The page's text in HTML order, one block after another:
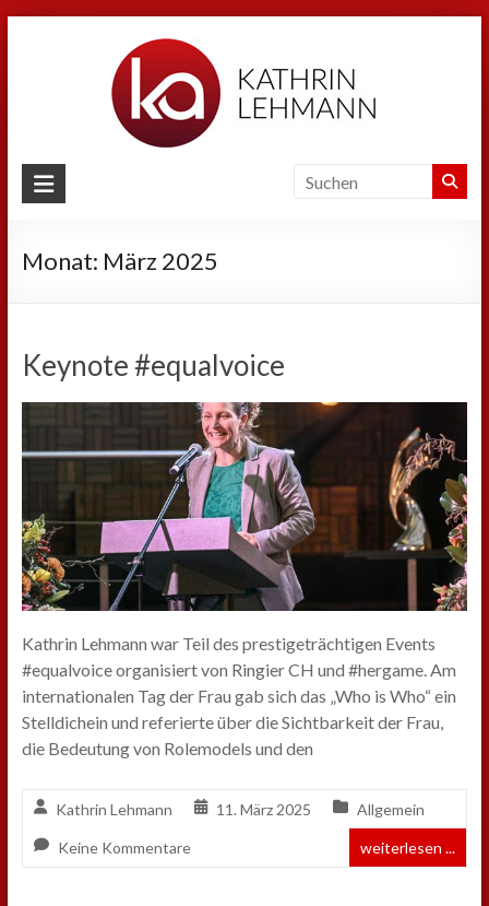
Kathrin
Sport
Privat
Monat: März 2025
Keynote #equalvoice
Kathrin Lehmann war Teil des prestigeträchtigen Events
#equalvoice organisiert von Ringier CH und #hergame. Am
internationalen Tag der Frau gab sich das „Who is Who“ ein
Stelldichein und referierte über die Sichtbarkeit der Frau,
die Bedeutung von Rolemodels und den
Kathrin Lehmann 11. März 2025 Allgemein
Keine Kommentare weiterlesen ...